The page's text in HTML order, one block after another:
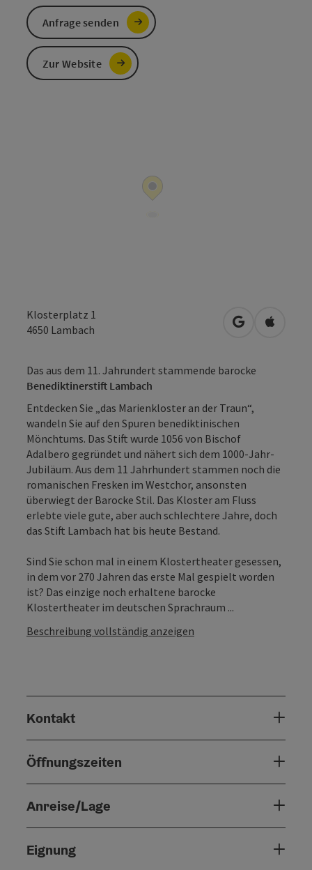
Klosterplatz 1
4650 Lambach in Google
in
Das aus dem 11. Jahrundert stammende barocke
Benediktinerstift Lambach
Entdecken Sie „das Marienkloster an der Traun“,
wandeln Sie auf den Spuren benediktinischen
Mönchtums. Das Stift wurde 1056 von Bischof
Adalbero gegründet und nähert sich dem 1000-Jahr-
Jubiläum. Aus dem 11 Jahrhundert stammen noch die
romanischen Fresken im Westchor, ansonsten
überwiegt der Barocke Stil. Das Kloster am Fluss
erlebte viele gute, aber auch schlechtere Jahre, doch
das Stift Lambach hat bis heute Bestand.
Sind Sie schon mal in einem Klostertheater gesessen,
in dem vor 270 Jahren das erste Mal gespielt worden
ist? Das einzige noch erhaltene barocke
Klostertheater im deutschen Sprachraum ...
Beschreibung vollständig anzeigen
Kontakt
Öffnungszeiten
Anreise/Lage
Eignung
Anfrage senden
Zur Website